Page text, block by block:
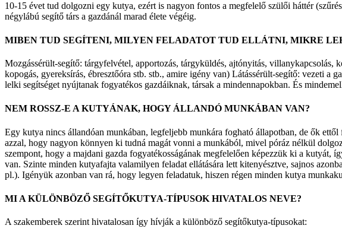
10-15 évet tud dolgozni egy kutya, ezért is nagyon fontos a megfelelő szülői háttér
négylábú segítő társ a gazdánál marad élete végéig.
MIBEN TUD SEGÍTENI, MILYEN FELADATOT TUD ELLÁTNI, MIKRE
Mozgássérült-segítő: tárgyfelvétel, apportozás, tárgyküldés, ajtónyitás, villanykapcsolás,
kopogás, gyereksírás, ébresztőóra stb. stb., amire igény van) Látássérült-segítő: vezeti
lelki segítséget nyújtanak fogyatékos gazdáiknak, társak a mindennapokban. És
NEM ROSSZ-E A KUTYÁNAK, HOGY ÁLLANDÓ MUNKÁBAN VAN?
Egy kutya nincs állandóan munkában, legfeljebb munkára fogható állapotban, de ők
azzal, hogy nagyon könnyen ki tudná magát vonni a munkából, mivel póráz nélkül
szempont, hogy a majdani gazda fogyatékosságának megfelelően képezzük ki a kutyát,
van. Szinte minden kutyafajta valamilyen feladat ellátására lett kitenyésztve, sajnos
pl.). Igényük azonban van rá, hogy legyen feladatuk, hiszen régen minden kutya
MI A KÜLÖNBÖZŐ SEGÍTŐKUTYA-TÍPUSOK HIVATALOS NEVE?
A szakemberek szerint hivatalosan így hívják a különböző segítőkutya-típusokat: